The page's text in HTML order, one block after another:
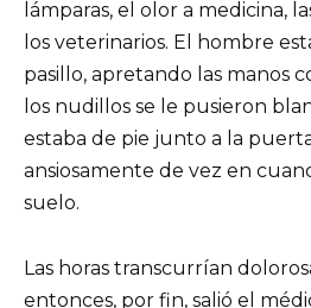
lámparas, el olor a medicina,
los veterinarios. El hombre
pasillo, apretando las manos
los nudillos se le pusieron
estaba de pie junto a la
ansiosamente de vez en
suelo.
Las horas transcurrían
entonces, por fin, salió el